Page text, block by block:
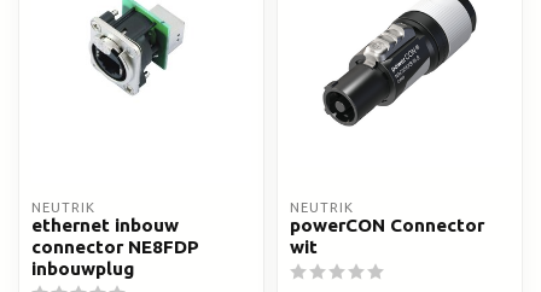
NEUTRIK
ethernet inbouw
connector NE8FDP
inbouwplug
NEUTRIK
powerCON Connector
wit